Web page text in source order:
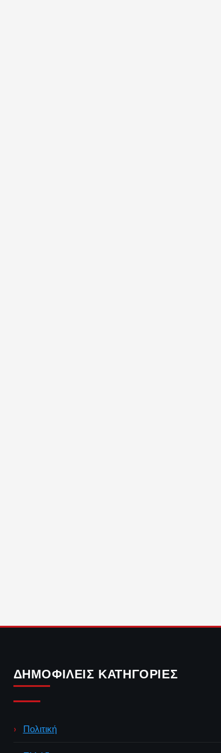
ΔΗΜΟΦΙΛΕΊΣ ΚΑΤΗΓΟΡΊΕΣ
Πολιτική